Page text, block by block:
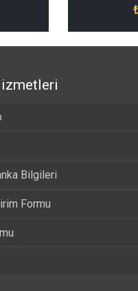
Bilgileri
Formu